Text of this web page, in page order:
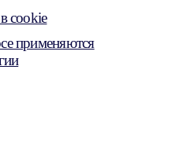
cookie
применяются